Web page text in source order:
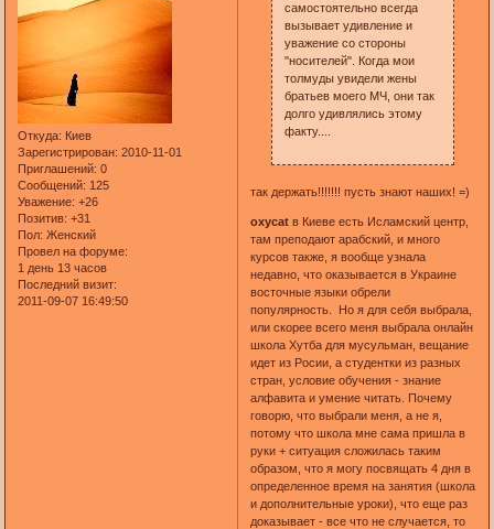
Откуда: Киев
Зарегистрирован: 2010-11-01
Приглашений: 0
Сообщений: 125
Уважение: +26
Позитив: +31
Пол: Женский
Провел на форуме:
1 день 13 часов
Последний визит:
2011-09-07 16:49:50
самостоятельно всегда
вызывает удивление и
уважение со стороны
"носителей". Когда мои
толмуды увидели жены
братьев моего МЧ, они так
долго удивлялись этому
факту....
так держать!!!!!!! пусть знают наших! =)
oxycatв Киеве есть Исламский центр,
там преподают арабский, и много
курсов также, я вообще узнала
недавно, что оказывается в Украине
восточные языки обрели
популярность. Но я для себя выбрала,
или скорее всего меня выбрала онлайн
школа Хутба для мусульман, вещание
идет из Росии, а студентки из разных
стран, условие обучения - знание
алфавита и умение читать. Почему
говорю, что выбрали меня, а не я,
потому что школа мне сама пришла в
руки + ситуация сложилась таким
образом, что я могу посвящать 4 дня в
определенное время на занятия (школа
и дополнительные уроки), что еще раз
доказывает - все что не случается, то